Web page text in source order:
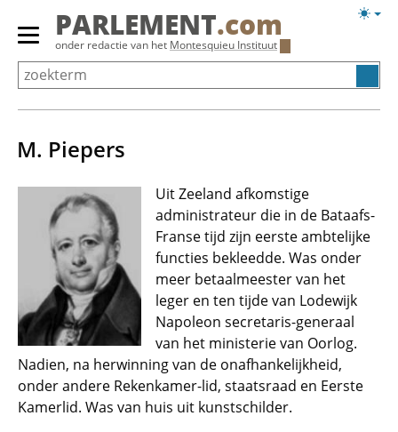
Overslaan
Primair
menu
tonen/verbergen
PARLEMENT.com
onder redactie van het Montesquieu Instituut
M. Piepers
Uit Zeeland afkomstige
administrateur die in de Bataafs-
Franse tijd zijn eerste ambtelijke
functies bekleedde. Was onder
meer betaalmeester van het
leger en ten tijde van Lodewijk
Napoleon secretaris-generaal
van het ministerie van Oorlog.
Nadien, na herwinning van de onafhankelijkheid,
onder andere Rekenkamer-lid, staatsraad en Eerste
Kamerlid. Was van huis uit kunstschilder.